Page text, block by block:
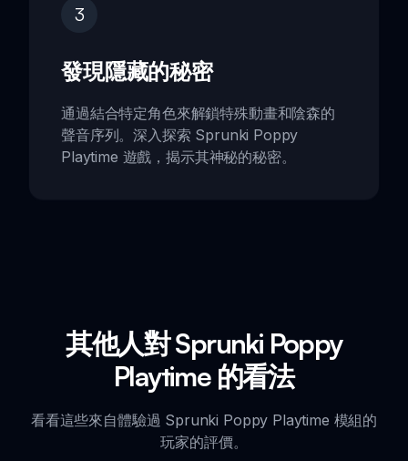
3
發現隱藏的秘密
通過結合特定角色來解鎖特殊動畫和陰森的
聲音序列。深入探索 Sprunki Poppy
Playtime 遊戲，揭示其神秘的秘密。
其他人對 Sprunki Poppy
Playtime 的看法
看看這些來自體驗過 Sprunki Poppy Playtime 模組的
玩家的評價。